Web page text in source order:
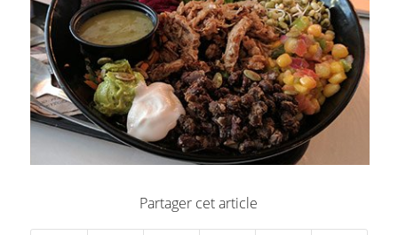
Partager cet article